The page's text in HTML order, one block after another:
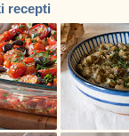
recepti